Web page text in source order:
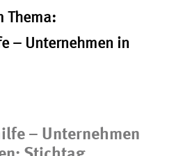
Thema:
– Unternehmen in
– Unternehmen